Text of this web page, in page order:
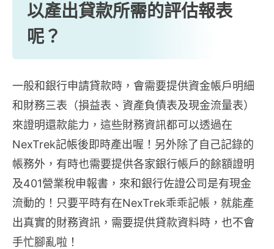
以產出貸款所需的評估報表
呢？
一般和銀行申請貸款時，會需要提供資金帳戶明細
和財務三表（損益表、資產負債表及現金流量表）
來證明還款能力，這些財務資訊都可以透過在
NexTrek記帳後即時產出喔！另外除了自己記錄的
帳務外，有時也需要提供各家銀行帳戶的餘額證明
及401營業稅申報書，來和銀行佐證公司是有現金
流動的！只要平時有在NexTrek乖乖記帳，就能產
出真實的財務資訊，需要提供貸款資料時，也不會
手忙腳亂啦！